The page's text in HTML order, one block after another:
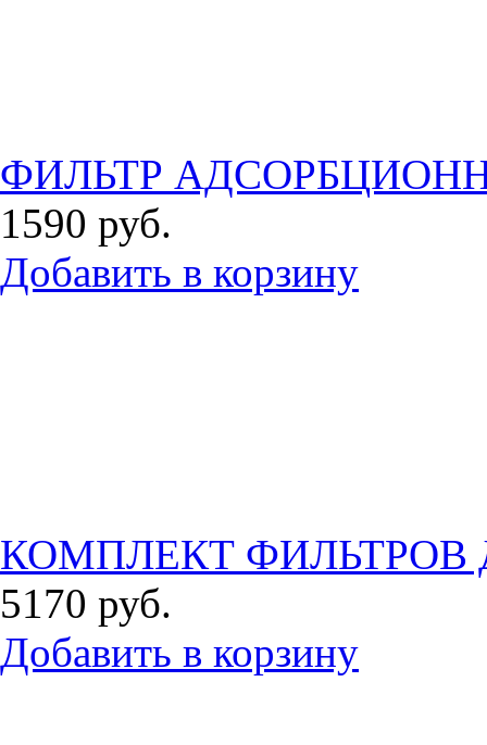
ФИЛЬТР
1590 руб.
Добавить в корзину
КОМПЛЕКТ ФИЛЬТРОВ
5170 руб.
Добавить в корзину